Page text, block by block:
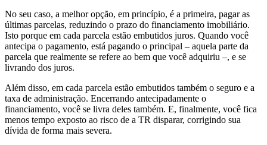
No seu caso, a melhor opção, em princípio, é a primeira, pagar as
últimas parcelas, reduzindo o prazo do financiamento imobiliário.
Isto porque em cada parcela estão embutidos juros. Quando você
antecipa o pagamento, está pagando o principal – aquela parte da
parcela que realmente se refere ao bem que você adquiriu –, e se
livrando dos juros.
Além disso, em cada parcela estão embutidos também o seguro e a
taxa de administração. Encerrando antecipadamente o
financiamento, você se livra deles também. E, finalmente, você fica
menos tempo exposto ao risco de a TR disparar, corrigindo sua
dívida de forma mais severa.